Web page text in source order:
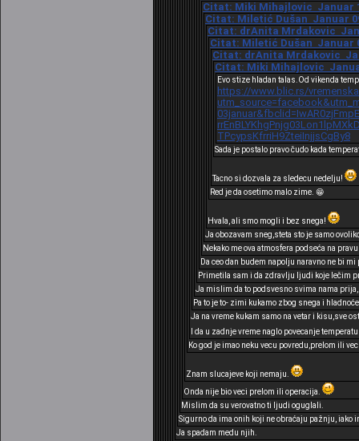
Citat: Miki Mihajlovic Januar
Citat: Miletić Dušan Januar
Citat: drAnita Mrdakovic
Citat: Miletić Dušan Januar
Citat: drAnita Mrdakovic
Citat: Miki Mihajlovic
Evo stize hladan talas.Od vikenda
https://www.blic.rs/
TPcypsKfrriH9ZteiInjjsCgBy8
Sada je postalo pravo čudo kada
Tacno si dozvala za sledecu nedelju!
Red je da osetimo malo zime. 😁
Hvala, ali smo mogli i bez snega!
Ja obozavam sneg,steta sto je samo
Nekako me ova atmosfera podseća na
Da ceo dan budem napolju naravno ne bi
Primetila sam i da zdravlju ljudi koje lečim
Ja mislim da to podsvesno svima nama
Pa to je to- zimi kukamo zbog snega i
Ja na vreme kukam samo na vetar i kisu,sve
I da u zadnje vreme naglo povecanje
Ko god je imao neku vecu povredu,prelom ili
Znam slucajeve koji nemaju.
Onda nije bio veci prelom ili operacija.
Mislim da su verovatno ti ljudi oguglali.
Sigurno da ima onih koji ne obraćaju pažnju, iako
Ja spadam medu njih.